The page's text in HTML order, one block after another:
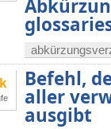
Befehl,
aller
ausgibt